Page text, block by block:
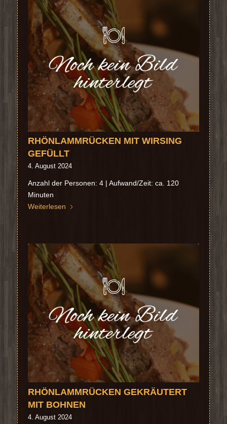
RHÖNLAMMRÜCKEN MIT WIRSING
GEFÜLLT
4. August 2024
Anzahl der Personen: 4 | Aufwand/Zeit: ca. 120
Minuten
Weiterlesen
RHÖNLAMMRÜCKEN GEKRÄUTERT
MIT BOHNEN
4. August 2024